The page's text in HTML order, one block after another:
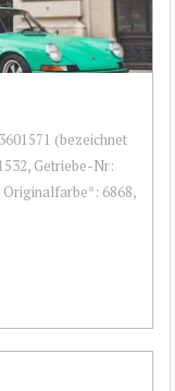
(bezeichnet
Getriebe-Nr:
Originalfarbe*: 6868,